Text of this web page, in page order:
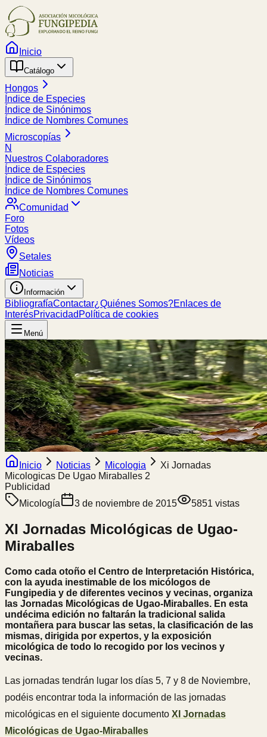
Inicio
Catálogo
Hongos
Índice de Especies
Índice de Sinónimos
Índice de Nombres Comunes
Microscopías
N
Nuestros Colaboradores
Índice de Especies
Índice de Sinónimos
Índice de Nombres Comunes
Comunidad
Foro
Fotos
Vídeos
Setales
Noticias
Información
BibliografíaContactar¿Quiénes Somos?Enlaces de
InterésPrivacidad Política de cookies
Menú
Inicio Noticias Micologia
Xi Jornadas
Micologicas De Ugao Miraballes 2
Publicidad
Micología
3 de noviembre de 2015 5851 vistas
XI Jornadas Micológicas de Ugao-
Miraballes
Como cada otoño el Centro de Interpretación Histórica,
con la ayuda inestimable de los micólogos de
Fungipedia y de diferentes vecinos y vecinas, organiza
las Jornadas Micológicas de Ugao-Miraballes. En esta
undécima edición no faltarán la tradicional salida
montañera para buscar las setas, la clasificación de las
mismas, dirigida por expertos, y la exposición
micológica de todo lo recogido por los vecinos y
vecinas.
Las jornadas tendrán lugar los días 5, 7 y 8 de Noviembre,
podéis encontrar toda la información de las jornadas
micológicas en el siguiente documento XI Jornadas
Micológicas de Ugao-Miraballes